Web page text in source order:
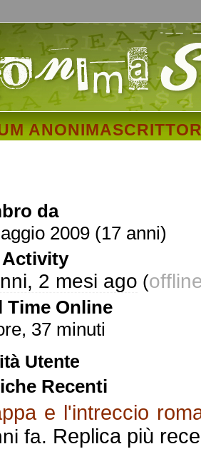
da
2009 (17 anni)
2 mesi ago (
Time Online
37 minuti
Utente
Recenti
e l'intreccio
fa. Replica più